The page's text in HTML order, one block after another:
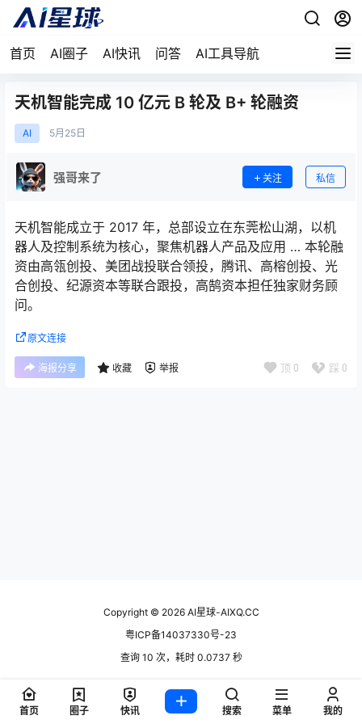
首页 AI圈子 AI快讯 问答 AI工具导航
天机智能完成 10 亿元 B 轮及 B+ 轮融资
AI 5月 25日
强哥来了 关注 私信
天机智能成立于 2017 年，总部设⽴在东莞松⼭湖，以机
器人及控制系统为核心，聚焦机器人产品及应用 … 本轮融
资由高瓴创投、美团战投联合领投，腾讯、高榕创投、光
合创投、纪源资本等联合跟投，高鹄资本担任独家财务顾
问。
原文连接
海报分享 收藏 举报 顶 0 踩 0
Copyright © 2026AI星球-AIXQ.CC
粤ICP备14037330号-23
查询 10 次，耗时 0.0737 秒
首页 圈子 快讯 搜索 菜单 我的